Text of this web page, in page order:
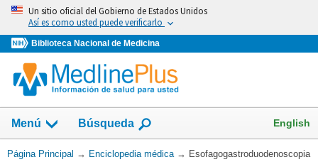
Omita
vaya
al
Contenido
Un sitio oficial del Gobierno de Estados Unidos
Así es como usted puede verificarlo
Biblioteca Nacional de Medicina
Menú Búsqueda English
Usted
Página Principal → Enciclopedia médica → Esofagogastroduodenoscopia